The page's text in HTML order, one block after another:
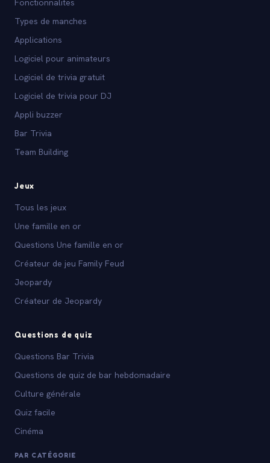
Fonctionnalites
Types de manches
Applications
Logiciel pour animateurs
Logiciel de trivia gratuit
Logiciel de trivia pour DJ
Appli buzzer
Bar Trivia
Team Building
Jeux
Tous les jeux
Une famille en or
Questions Une famille en or
Créateur de jeu Family Feud
Jeopardy
Créateur de Jeopardy
Questions de quiz
Questions Bar Trivia
Questions de quiz de bar hebdomadaire
Culture générale
Quiz facile
Cinéma
PAR CATÉGORIE